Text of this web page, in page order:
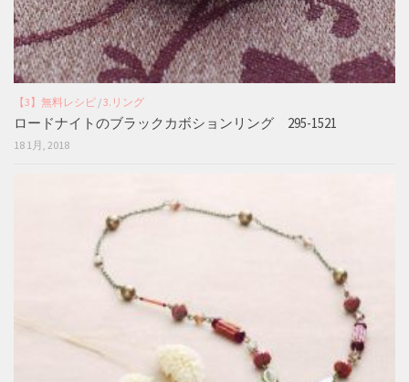
【3】無料レシピ /3.リング
ロードナイトのブラックカボションリング 295-1521
18 1月, 2018